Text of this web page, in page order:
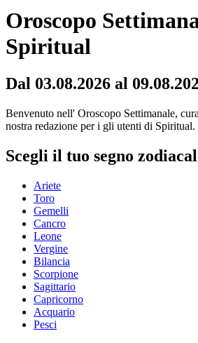
Oroscopo
Spiritual
Dal 03.08.2026 al
Benvenuto nell' Oroscopo Settimanale,
nostra redazione per i gli utenti di Spiritual.
Scegli il tuo segno
Ariete
Toro
Gemelli
Cancro
Leone
Vergine
Bilancia
Scorpione
Sagittario
Capricorno
Acquario
Pesci